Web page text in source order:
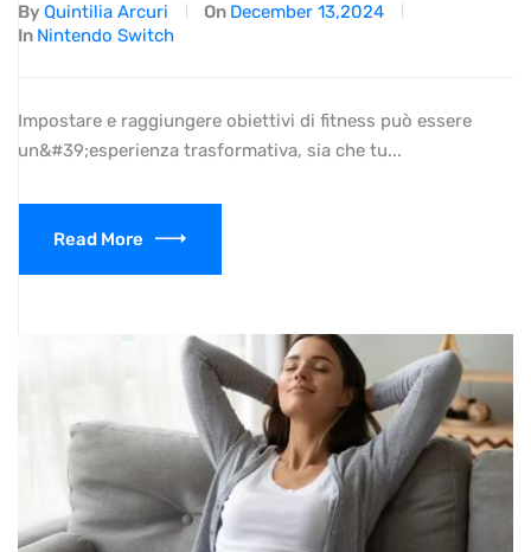
By Quintilia Arcuri On December 13,2024
In Nintendo Switch
Impostare e raggiungere obiettivi di fitness può essere
un&#39;esperienza trasformativa, sia che tu...
Read More